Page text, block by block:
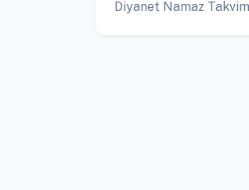
Diyanet Namaz